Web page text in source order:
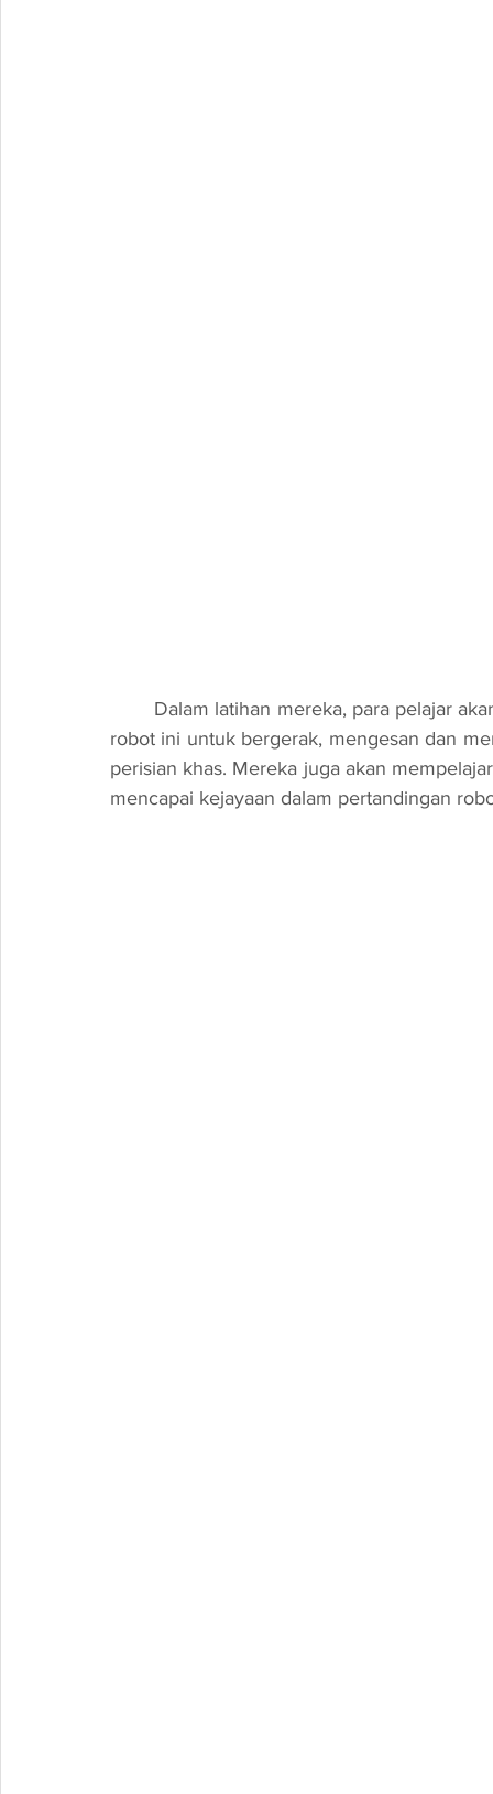
robot ini untuk bergerak, mengesan dan
perisian khas. Mereka juga akan
mencapai kejayaan dalam pertandingan